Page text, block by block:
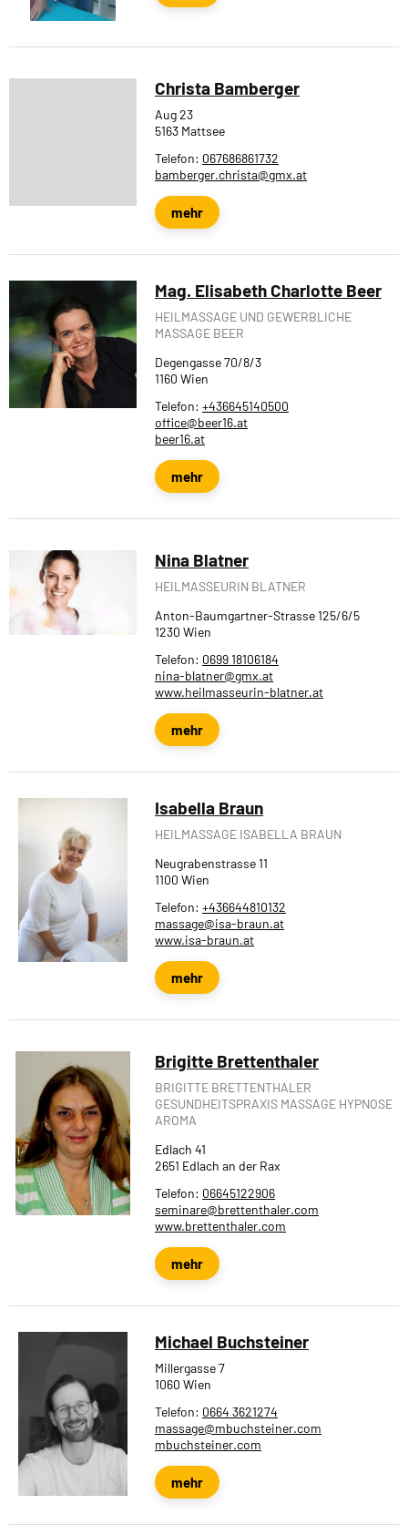
Christa Bamberger
Aug 23
5163 Mattsee
Telefon: 067686861732
bamberger.christa@gmx.at
mehr
Mag. Elisabeth Charlotte Beer
HEILMASSAGE UND GEWERBLICHE
MASSAGE BEER
Degengasse 70/8/3
1160 Wien
Telefon: +436645140500
office@beer16.at
beer16.at
mehr
Nina Blatner
HEILMASSEURIN BLATNER
Anton-Baumgartner-Strasse 125/6/5
1230 Wien
Telefon: 0699 18106184
nina-blatner@gmx.at
www.heilmasseurin-blatner.at
mehr
Isabella Braun
HEILMASSAGE ISABELLA BRAUN
Neugrabenstrasse 11
1100 Wien
Telefon: +436644810132
massage@isa-braun.at
www.isa-braun.at
mehr
Brigitte Brettenthaler
BRIGITTE BRETTENTHALER
GESUNDHEITSPRAXIS MASSAGE HYPNOSE
AROMA
Edlach 41
2651 Edlach an der Rax
Telefon: 06645122906
seminare@brettenthaler.com
www.brettenthaler.com
mehr
Michael Buchsteiner
Millergasse 7
1060 Wien
Telefon: 0664 3621274
massage@mbuchsteiner.com
mbuchsteiner.com
mehr